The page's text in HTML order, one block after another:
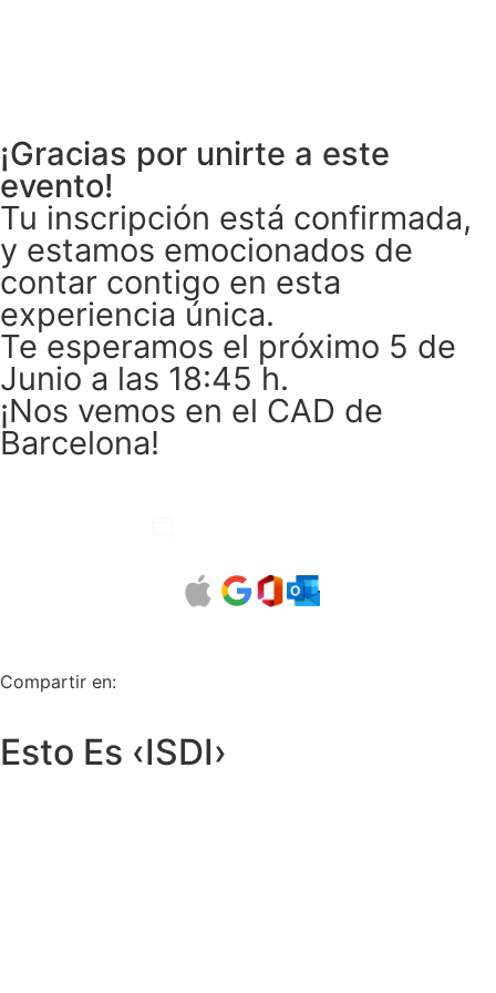
¡Gracias por unirte a este
evento!
Tu inscripción está confirmada,
y estamos emocionados de
contar contigo en esta
experiencia única.
Te esperamos el próximo 5 de
Junio a las 18:45 h.
¡Nos vemos en el CAD de
Barcelona!
Compartir en:
Esto Es ‹ISDI›